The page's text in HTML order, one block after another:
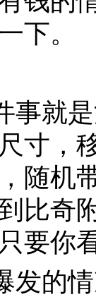
下。
事就
寸，
随机
比奇
要你
发的